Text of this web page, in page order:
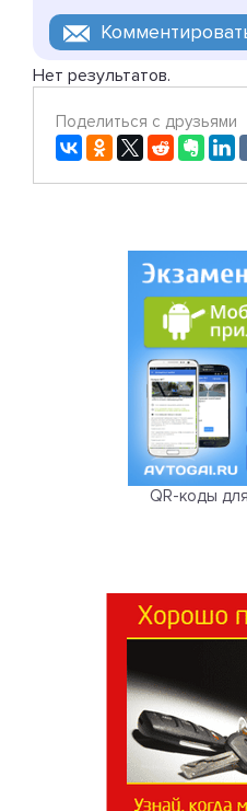
Нет результатов.
Поделиться с друзьями
QR-коды